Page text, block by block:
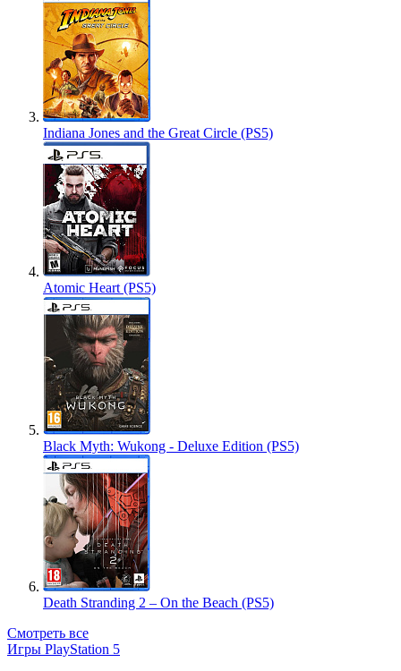
Indiana Jones and the Great Circle (PS5)
Atomic Heart (PS5)
Black Myth: Wukong - Deluxe Edition (PS5)
Death Stranding 2 – On the Beach (PS5)
Смотреть все
Игры PlayStation 5